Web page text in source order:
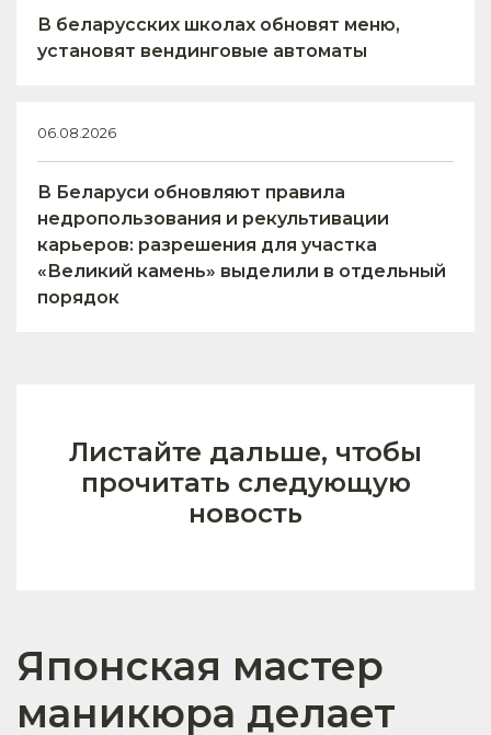
В беларусских школах обновят меню,
установят вендинговые автоматы
06.08.2026
В Беларуси обновляют правила
недропользования и рекультивации
карьеров: разрешения для участка
«Великий камень» выделили в отдельный
порядок
Листайте дальше, чтобы
прочитать следующую
новость
Японская мастер
маникюра делает